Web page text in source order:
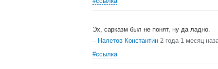
Эх, сарказм был не понят, ну да ладно.
– Налетов Константин 2 года 1 месяц
#ссылка